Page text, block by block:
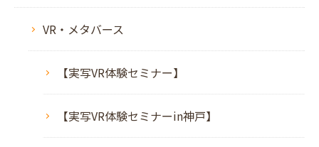
VR・メタバース
【実写VR体験セミナー】
【実写VR体験セミナーin神戸】